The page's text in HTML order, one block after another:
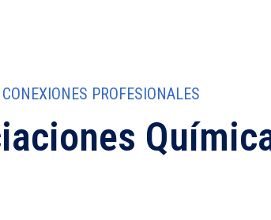
CONEXIONES PROFESIONALES